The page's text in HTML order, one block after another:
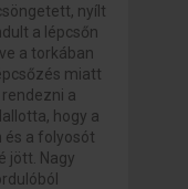
nyílt
a lépcsőn
a torkában
miatt
a
hogy a
és a folyosót
jött. Nagy